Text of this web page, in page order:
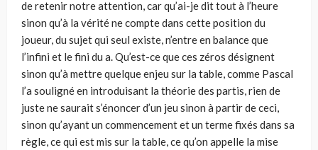
de retenir notre attention, car qu’ai-je dit tout à l’heure
sinon qu’à la vérité ne compte dans cette position du
joueur, du sujet qui seul existe, n’entre en balance que
l’infini et le fini du a. Qu’est-ce que ces zéros désignent
sinon qu’à mettre quelque enjeu sur la table, comme Pascal
l’a souligné en introduisant la théorie des partis, rien de
juste ne saurait s’énoncer d’un jeu sinon à partir de ceci,
sinon qu’ayant un commencement et un terme fixés dans sa
règle, ce qui est mis sur la table, ce qu’on appelle la mise